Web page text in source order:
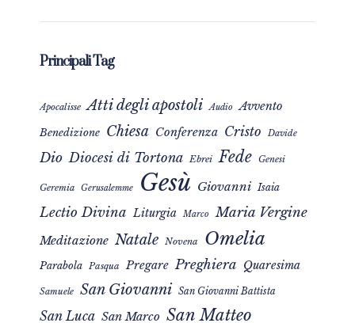
Principali Tag
Apocalisse Atti degli apostoli Audio Avvento
Benedizione Chiesa Conferenza Cristo Davide
Dio Diocesi di Tortona Ebrei Fede Genesi
Geremia Gerusalemme Gesù Giovanni Isaia
Lectio Divina Liturgia Marco Maria Vergine
Meditazione Natale Novena Omelia
Parabola Pasqua Pregare Preghiera Quaresima
Samuele San Giovanni San Giovanni Battista
San Luca San Marco San Matteo